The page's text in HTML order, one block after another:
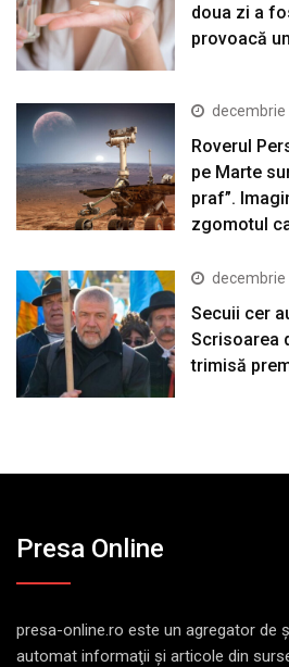
doua zi a
provoacă
decembrie
Roverul
pe Marte
praf”.
zgomotul
decembrie
Secuii cer
Scrisoarea
trimisă
Presa Online
presa-online.ro este un agregator de
automat informaţii şi articole din